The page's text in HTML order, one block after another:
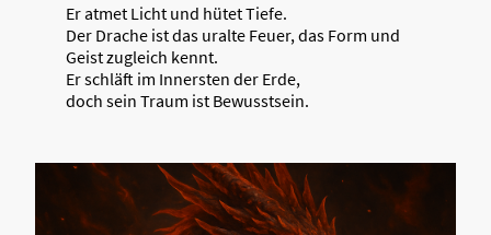
Er atmet Licht und hütet Tiefe.
Der Drache ist das uralte Feuer, das Form und
Geist zugleich kennt.
Er schläft im Innersten der Erde,
doch sein Traum ist Bewusstsein.